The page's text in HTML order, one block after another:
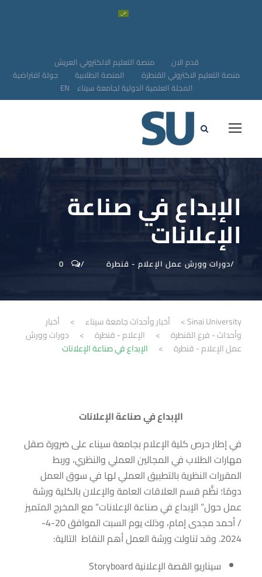
قدم الان
منصة التعليم الالكتروني العريش
منصة التعليم الاكتروني القنطرة
المنصة الطلابية
جولة افتراضية
المجلة العلمية الدولية لجامعة سيناء EN
الإبداع في صناعة
الإعلانات
دورات وورش عمل الإعلام - قنطرة 0
Sinai University
> أخبار وأحداث جامعة سيناء >
أخبار
وأحداث - فرع القنطرة
> الإعلام - قنطرة >
دورات وورش
عمل الإعلام - قنطرة
> الإبداع في صناعة الإعلانات
الإبداع في صناعة الإعلانات
في إطار حرص كلية الإعلام بجامعة سيناء على ضرورة صقل
مهارات الطلاب في المجالين العملي والنظري، وربط
المقررات النظرية بالتطبيق العملي لها في سوق العمل
دومًا؛ نظًّم قسم العلاقات العامة والإعلان بالكلية ورشة
عمل حول” الإبداع في صناعة الإعلانات” مع المخرج المتميز
/ أحمد مجدى إمام، وذلك يوم السبت الموافق 20-4-
2024. وقد تناولت ورشة العمل أهم النقاط التالية:
سيناريو القصة الإعلانية Storyboard